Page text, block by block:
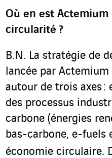
Où en est
circularité ?
B.N. La stratégie de
lancée par Actemium
autour de trois axes
des processus
carbone (énergies
bas-carbone, e-fuels
économie circulaire.